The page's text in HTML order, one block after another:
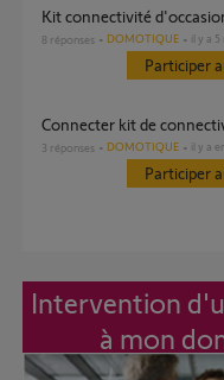
kit connectivité
8 réponses DOMOTIQUE il y a
Participer
Connecter kit de
3 réponses DOMOTIQUE il y a
Participer
Intervention
à mon